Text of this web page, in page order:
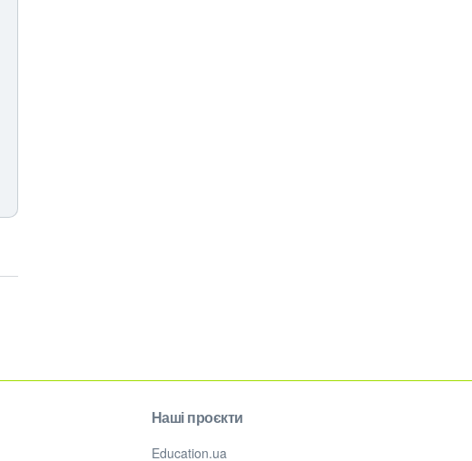
Наші проєкти
Education.ua